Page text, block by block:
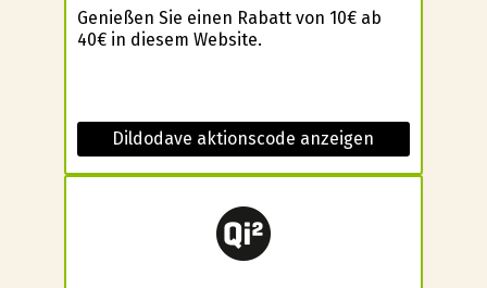
Genießen Sie einen Rabatt von 10€ ab
40€ in diesem Website.
Dildodave aktionscode anzeigen